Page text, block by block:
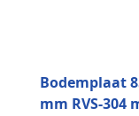
Bodemplaat
mm RVS-304